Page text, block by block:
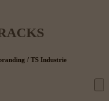
/ TS Industrie